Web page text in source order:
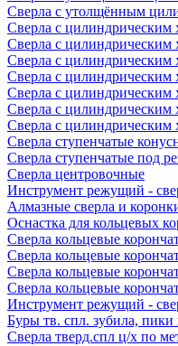
Сверла с утолщённым
Сверла с цилиндрическим
Сверла с цилиндрическим
Сверла с цилиндрическим
Сверла с цилиндрическим
Сверла с цилиндрическим
Сверла с цилиндрическим
Сверла с цилиндрическим
Сверла ступенчатые
Сверла ступенчатые под
Сверла центровочные
Инструмент режущий -
Алмазные сверла и
Оснастка для кольцевых
Сверла кольцевые
Сверла кольцевые
Сверла кольцевые
Сверла кольцевые
Инструмент режущий -
Буры тв. спл. зубила,
Сверла тверд.спл ц/х по